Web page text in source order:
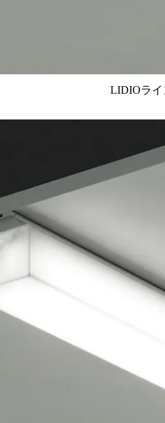
LIDIOライ